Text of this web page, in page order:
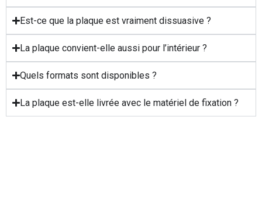
Est-ce que la plaque est vraiment dissuasive ?
La plaque convient-elle aussi pour l’intérieur ?
Quels formats sont disponibles ?
La plaque est-elle livrée avec le matériel de fixation ?